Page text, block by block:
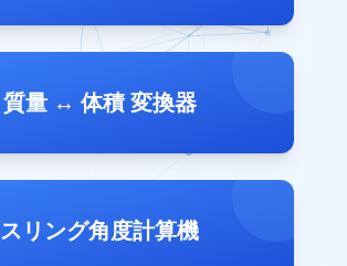
質量 ↔ 体積 変換器
スリング角度計算機